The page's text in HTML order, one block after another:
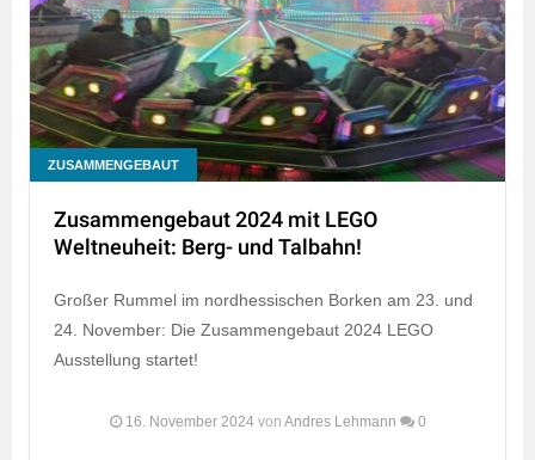
ZUSAMMENGEBAUT
Zusammengebaut 2024 mit LEGO
Weltneuheit: Berg- und Talbahn!
Großer Rummel im nordhessischen Borken am 23. und
24. November: Die Zusammengebaut 2024 LEGO
Ausstellung startet!
16. November 2024 von Andres Lehmann 0